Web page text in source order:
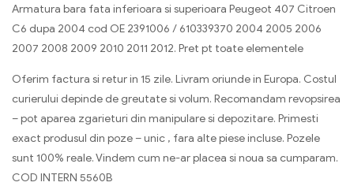
Armatura bara fata inferioara si superioara Peugeot 407 Citroen
C6 dupa 2004 cod OE 2391006 / 610339370 2004 2005 2006
2007 2008 2009 2010 2011 2012. Pret pt toate elementele
Oferim factura si retur in 15 zile. Livram oriunde in Europa. Costul
curierului depinde de greutate si volum. Recomandam revopsirea
– pot aparea zgarieturi din manipulare si depozitare. Primesti
exact produsul din poze – unic , fara alte piese incluse. Pozele
sunt 100% reale. Vindem cum ne-ar placea si noua sa cumparam.
COD INTERN 5560B